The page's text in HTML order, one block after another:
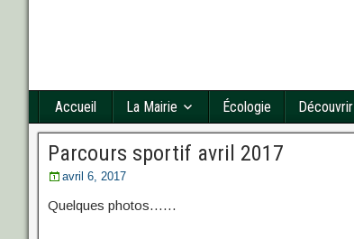
Accueil La Mairie Écologie Découvrir
Parcours sportif avril 2017
avril 6, 2017
Quelques photos……